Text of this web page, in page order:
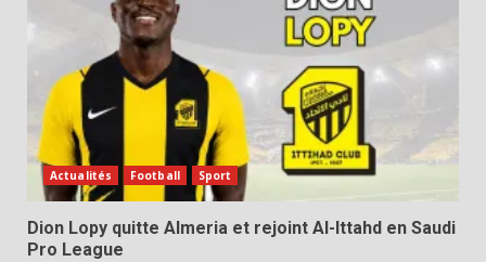
Actualités Football Sport
Dion Lopy quitte Almeria et rejoint Al-Ittahd en Saudi
Pro League